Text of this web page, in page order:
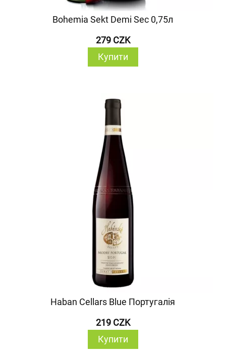
Bohemia Sekt Demi Sec 0,75л
279 CZK
Купити
Haban Cellars Blue Португалія
219 CZK
Купити